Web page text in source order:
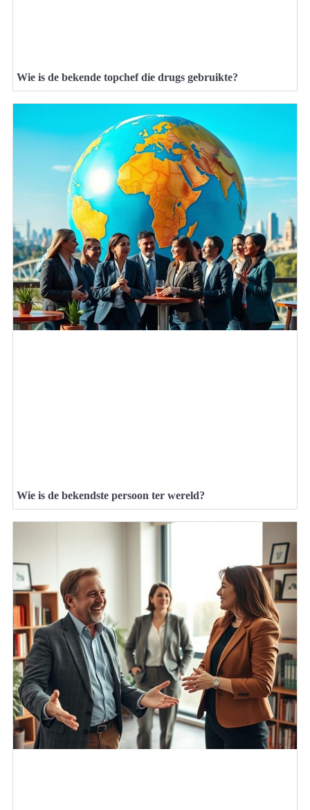
Wie is de bekende topchef die drugs gebruikte?
Wie is de bekendste persoon ter wereld?